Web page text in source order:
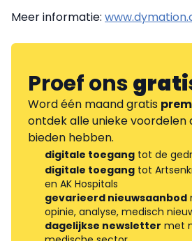
Meer informatie:
Proef ons
Word één maand gratis
ontdek alle unieke voordelen
bieden hebben.
digitale toegang tot de
digitale toegang tot
en AK Hospitals
gevarieerd nieuwsaanbod
opinie, analyse, medisch
dagelijkse newsletter met